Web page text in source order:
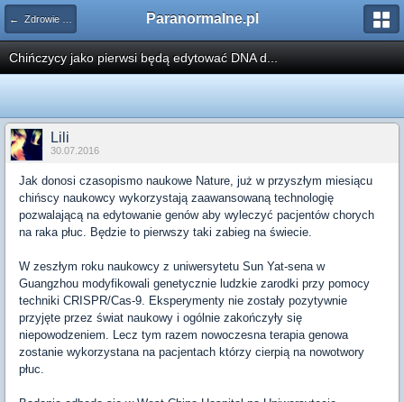
← Zdrowie i Medycyna Paranormalne.pl
Chińczycy jako pierwsi będą edytować DNA d...
Lili
30.07.2016
Jak donosi czasopismo naukowe Nature, już w przyszłym miesiącu
chińscy naukowcy wykorzystają zaawansowaną technologię
pozwalającą na edytowanie genów aby wyleczyć pacjentów chorych
na raka płuc. Będzie to pierwszy taki zabieg na świecie.
W zeszłym roku naukowcy z uniwersytetu Sun Yat-sena w
Guangzhou modyfikowali genetycznie ludzkie zarodki przy pomocy
techniki CRISPR/Cas-9. Eksperymenty nie zostały pozytywnie
przyjęte przez świat naukowy i ogólnie zakończyły się
niepowodzeniem. Lecz tym razem nowoczesna terapia genowa
zostanie wykorzystana na pacjentach którzy cierpią na nowotwory
płuc.